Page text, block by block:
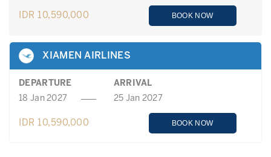
IDR 10,590,000 BOOK NOW
XIAMEN AIRLINES
DEPARTURE
ARRIVAL
18 Jan 2027
25 Jan 2027
IDR 10,590,000 BOOK NOW